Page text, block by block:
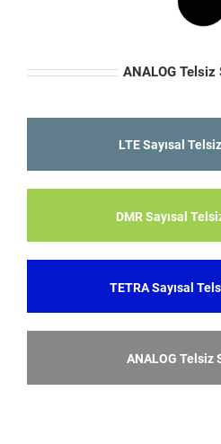
ANALOG
LTE Sayısal
DMR Sayısal
TETRA Sayısal
ANALOG Telsiz